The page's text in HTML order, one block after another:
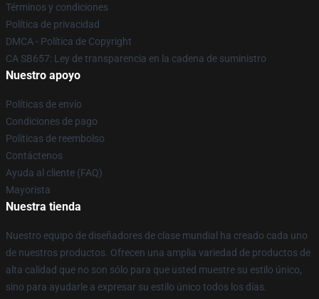
Términos y condiciones
Política de privacidad
DMCA - Política de Copyright
CA SB657: Ley de transparencia en la cadena de suministro
Nuestro apoyo
Políticas de envío
Condiciones de pago
Políticas de reembolso
Contáctenos
Ayuda al cliente (FAQ)
Mayorista
Nuestra tienda
Nuestro equipo de diseñadores de clase mundial ha creado cada uno
de nuestros productos. Ofrecen una amplia variedad de productos de
alta calidad que no son sólo para que usted muestre su estilo único,
sino para ayudarle a expresar su estilo único todos los días.